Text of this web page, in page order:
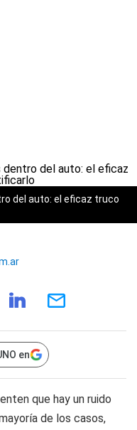
del auto: el eficaz truco
en
que hay un ruido
de los casos,